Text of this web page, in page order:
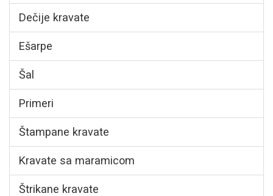
Dečije kravate
Ešarpe
Šal
Primeri
Štampane kravate
Kravate sa maramicom
Štrikane kravate